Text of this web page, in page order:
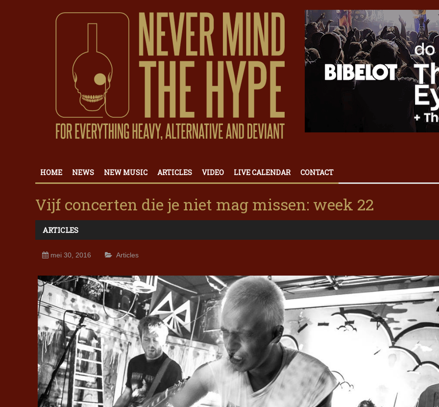
HOME NEWS NEW MUSIC ARTICLES VIDEO LIVE CALENDAR CONTACT
Vijf concerten die je niet mag missen: week 22
ARTICLES
mei 30, 2016 Articles